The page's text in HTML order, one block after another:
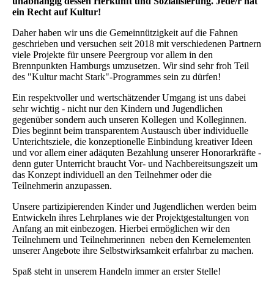
ein Recht auf Kultur!
Daher haben wir uns die Gemeinnützigkeit auf die Fahnen
geschrieben und versuchen seit 2018 mit verschiedenen Partnern
viele Projekte für unsere Peergroup vor allem in den
Brennpunkten Hamburgs umzusetzen. Wir sind sehr froh Teil
des "Kultur macht Stark"-Programmes sein zu dürfen!
Ein respektvoller und wertschätzender Umgang ist uns dabei
sehr wichtig - nicht nur den Kindern und Jugendlichen
gegenüber sondern auch unseren Kollegen und Kolleginnen.
Dies beginnt beim transparentem Austausch über individuelle
Unterichtsziele, die konzeptionelle Einbindung kreativer Ideen
und vor allem einer adäquten Bezahlung unserer Honorarkräfte -
denn guter Unterricht braucht Vor- und Nachbereitsungszeit um
das Konzept individuell an den Teilnehmer oder die
Teilnehmerin anzupassen.
Unsere partizipierenden Kinder und Jugendlichen werden beim
Entwickeln ihres Lehrplanes wie der Projektgestaltungen von
Anfang an mit einbezogen. Hierbei ermöglichen wir den
Teilnehmern und Teilnehmerinnen neben den Kernelementen
unserer Angebote ihre Selbstwirksamkeit erfahrbar zu machen.
Spaß steht in unserem Handeln immer an erster Stelle!